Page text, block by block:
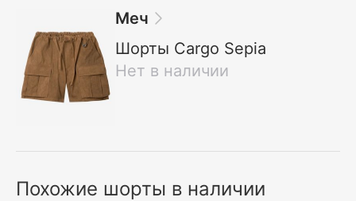
Меч
Шорты Cargo Sepia
Нет в наличии
Похожие шорты в наличии